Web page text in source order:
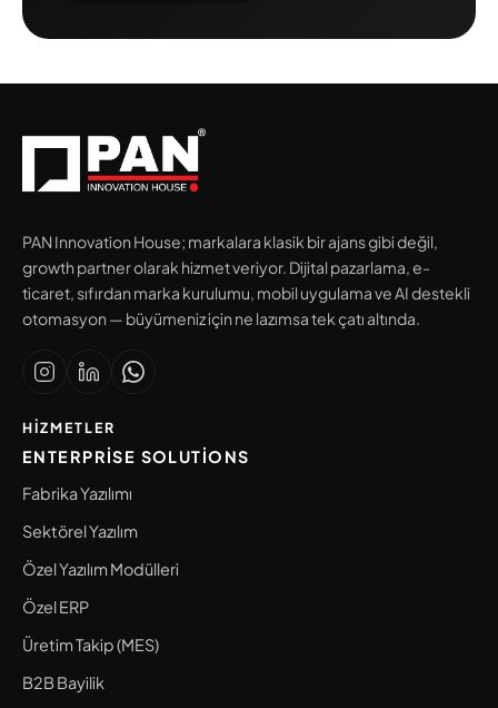
PAN Innovation House; markalara klasik bir ajans gibi değil,
growth partner olarak hizmet veriyor. Dijital pazarlama, e-
ticaret, sıfırdan marka kurulumu, mobil uygulama ve AI destekli
otomasyon — büyümeniz için ne lazımsa tek çatı altında.
HIZMETLER
ENTERPRISE SOLUTIONS
Fabrika Yazılımı
Sektörel Yazılım
Özel Yazılım Modülleri
Özel ERP
Üretim Takip (MES)
B2B Bayilik